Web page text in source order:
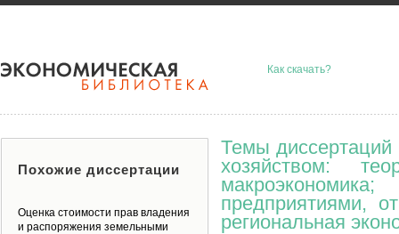
Как скачать?
Темы диссертаций
хозяйством:
предприятиями,
региональная
Похожие диссертации
Оценка стоимости прав владения
и распоряжения земельными